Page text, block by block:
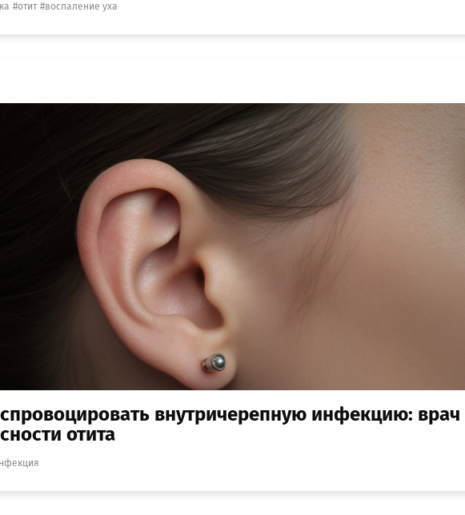
отит воспаление уха
внутричерепную инфекцию: врач
отита